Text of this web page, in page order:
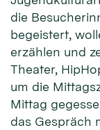
die
begeistert,
erzählen und
Theater,
um die
Mittag
das Gespräch